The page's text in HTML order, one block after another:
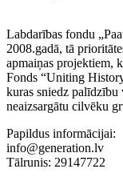
Labdarības fondu
2008.gadā, tā
apmaiņas projektiem,
Fonds “Uniting
kuras sniedz palīdzību
neaizsargātu cilvēku
Papildus informācijai:
info@generation.lv
Tālrunis: 29147722